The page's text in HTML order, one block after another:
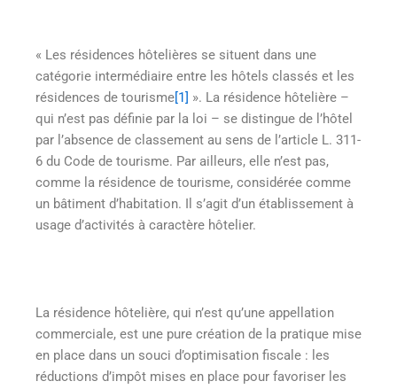
« Les résidences hôtelières se situent dans une
catégorie intermédiaire entre les hôtels classés et les
résidences de tourisme [1] ». La résidence hôtelière –
qui n’est pas définie par la loi – se distingue de l’hôtel
par l’absence de classement au sens de l’article L. 311-
6 du Code de tourisme. Par ailleurs, elle n’est pas,
comme la résidence de tourisme, considérée comme
un bâtiment d’habitation. Il s’agit d’un établissement à
usage d’activités à caractère hôtelier.
La résidence hôtelière, qui n’est qu’une appellation
commerciale, est une pure création de la pratique mise
en place dans un souci d’optimisation fiscale : les
réductions d’impôt mises en place pour favoriser les